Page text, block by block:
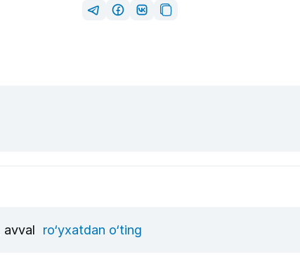
avval ro‘yxatdan o‘ting